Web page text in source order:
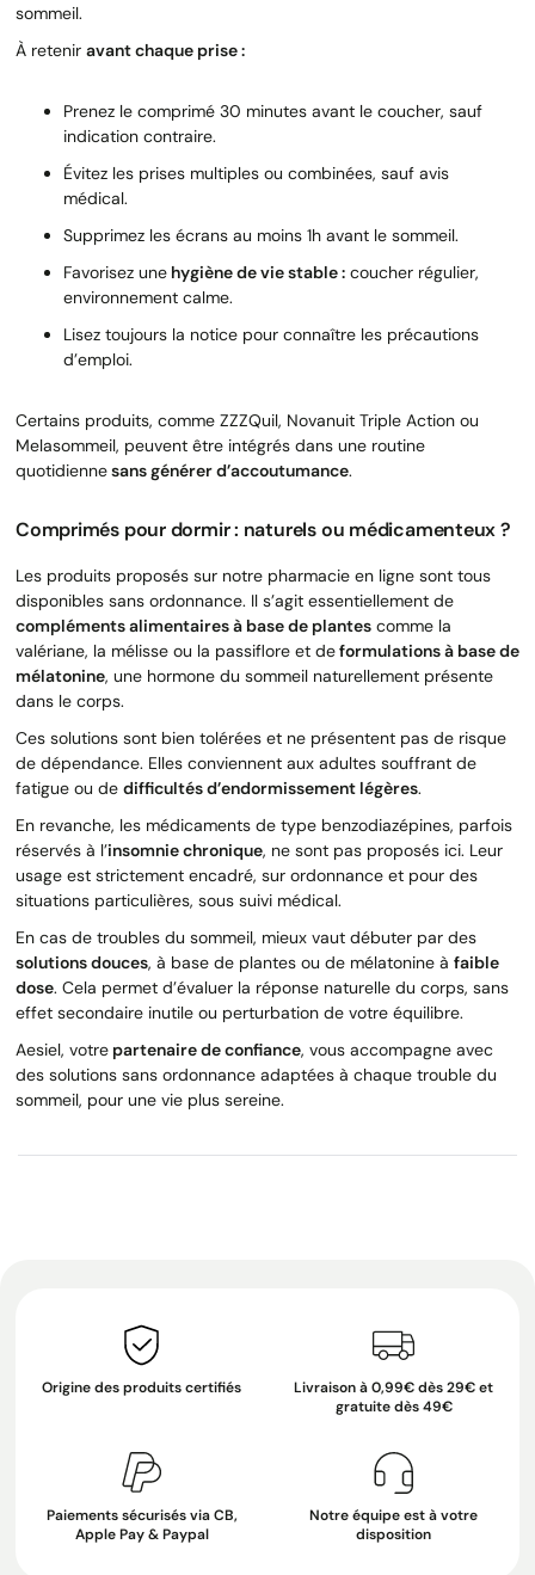
sommeil.
À retenir avant chaque prise :
Prenez le comprimé 30 minutes avant le coucher, sauf
indication contraire.
Évitez les prises multiples ou combinées, sauf avis
médical.
Supprimez les écrans au moins 1h avant le sommeil.
Favorisez une hygiène de vie stable : coucher régulier,
environnement calme.
Lisez toujours la notice pour connaître les précautions
d’emploi.
Certains produits, comme ZZZQuil, Novanuit Triple Action ou
Melasommeil, peuvent être intégrés dans une routine
quotidiennesans générer d’accoutumance.
Comprimés pour dormir : naturels ou médicamenteux ?
Les produits proposés sur notre pharmacie en ligne sont tous
disponibles sans ordonnance. Il s’agit essentiellement de
compléments alimentaires à base de plantes comme la
valériane, la mélisse ou la passiflore et deformulations à base de
mélatonine, une hormone du sommeil naturellement présente
dans le corps.
Ces solutions sont bien tolérées et ne présentent pas de risque
de dépendance. Elles conviennent aux adultes souffrant de
fatigue ou de difficultés d’endormissement légères.
En revanche, les médicaments de type benzodiazépines, parfois
réservés à l’insomnie chronique, ne sont pas proposés ici. Leur
usage est strictement encadré, sur ordonnance et pour des
situations particulières, sous suivi médical.
En cas de troubles du sommeil, mieux vaut débuter par des
solutions douces, à base de plantes ou de mélatonine à faible
dose. Cela permet d’évaluer la réponse naturelle du corps, sans
effet secondaire inutile ou perturbation de votre équilibre.
Aesiel, votre partenaire de confiance, vous accompagne avec
des solutions sans ordonnance adaptées à chaque trouble du
sommeil, pour une vie plus sereine.
Origine des produits certifiés
Livraison à 0,99€ dès 29€ et
gratuite dès 49€
Paiements sécurisés via CB,
Apple Pay & Paypal
Notre équipe est à votre
disposition